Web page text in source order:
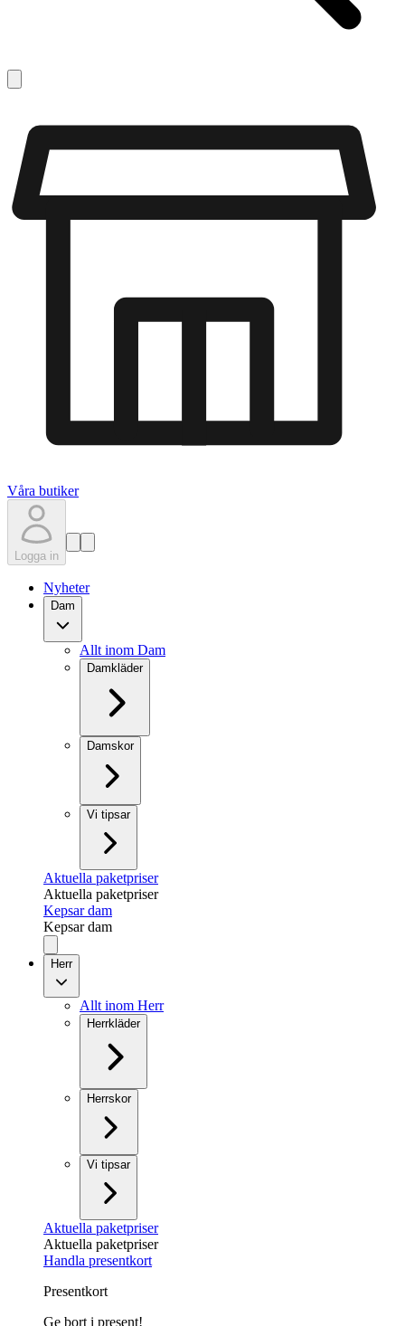
Våra butiker
Logga in
Nyheter
Dam
Allt inom Dam
Damkläder
Damskor
Vi tipsar
Aktuella paketpriser
Aktuella paketpriser
Kepsar dam
Kepsar dam
Herr
Allt inom Herr
Herrkläder
Herrskor
Vi tipsar
Aktuella paketpriser
Aktuella paketpriser
Handla presentkort
Presentkort
Ge bort i present!